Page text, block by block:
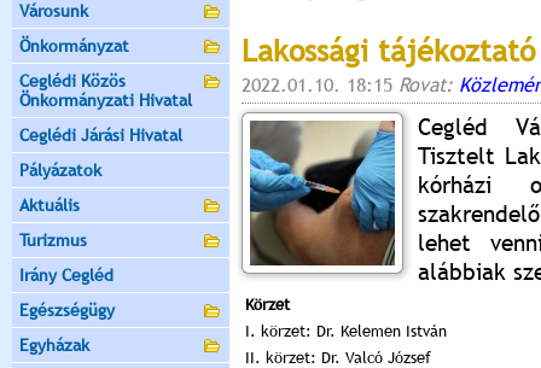
Városunk
Önkormányzat
Ceglédi Közös
Önkormányzati Hivatal
Ceglédi Járási Hivatal
Pályázatok
Aktuális
Turizmus
Irány Cegléd
Egészségügy
Egyházak
Lakossági tájékoztató
2022.01.10. 18:15 Rovat:
Cegléd
Tisztelt
kórházi
lehet
alábbiak
Körzet
I. körzet: Dr. Kelemen István
II. körzet: Dr. Valcó József